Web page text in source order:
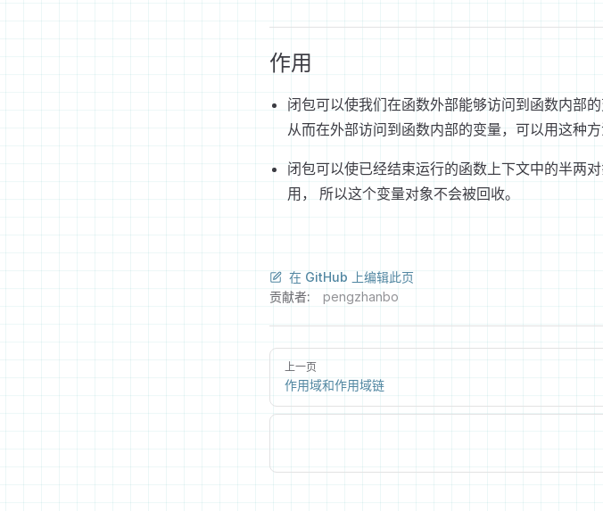
作用
闭包可以使我们在函数外部能够访问到函数内部
从而在外部访问到函数内部的变量，可以用这种方
闭包可以使已经结束运行的函数上下文中的半两
用， 所以这个变量对象不会被回收。
在 GitHub 上编辑此页
贡献者:
pengzhanbo
上一页
作用域和作用域链